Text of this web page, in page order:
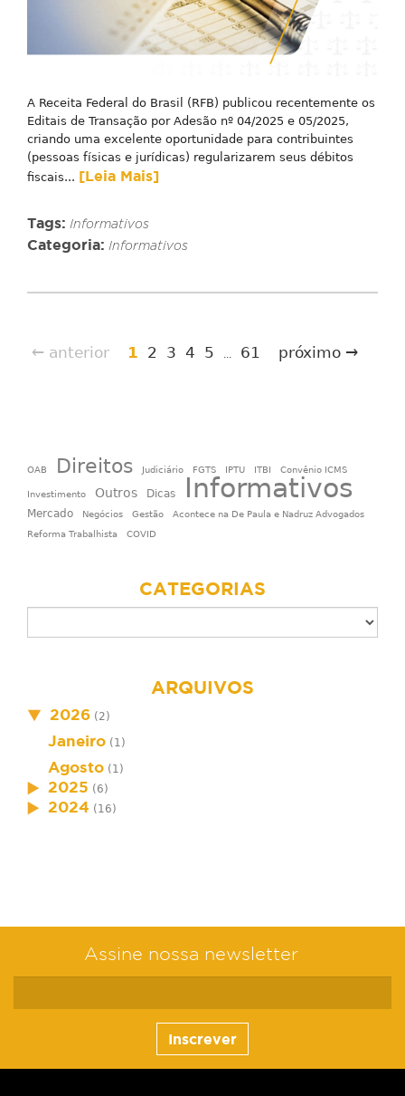
A Receita Federal do Brasil (RFB) publicou recentemente os
Editais de Transação por Adesão nº 04/2025 e 05/2025,
criando uma excelente oportunidade para contribuintes
(pessoas físicas e jurídicas) regularizarem seus débitos
fiscais... [Leia Mais]
Tags: Informativos
Categoria: Informativos
← anterior 1 2 3 4 5 ... 61 próximo →
OAB Direitos Judiciário FGTS IPTU ITBI Convênio ICMS
Investimento Outros Dicas Informativos
Mercado Negócios Gestão
Acontece na De Paula e Nadruz Advogados
Reforma Trabalhista
COVID
CATEGORIAS
ARQUIVOS
2026 (2)
Janeiro (1)
Agosto (1)
2025 (6)
2024 (16)
Assine nossa newsletter
Inscrever